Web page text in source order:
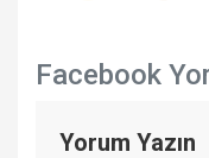
Facebook
Yorum Yazın